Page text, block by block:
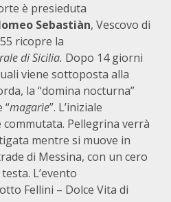
è presieduta
Sebastiàn, Vescovo di
ricopre la
di Sicilia. Dopo 14 giorni
viene sottoposta alla
la “domina nocturna”
“magarìe”. L’iniziale
Pellegrina verrà
mentre si muove in
di Messina, con un cero
L’evento
Fellini – Dolce Vita di